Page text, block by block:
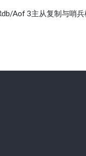
Aof 3主从复制与哨